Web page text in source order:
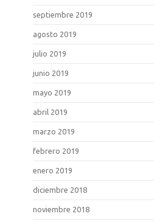
septiembre 2019
agosto 2019
julio 2019
junio 2019
mayo 2019
abril 2019
marzo 2019
febrero 2019
enero 2019
diciembre 2018
noviembre 2018